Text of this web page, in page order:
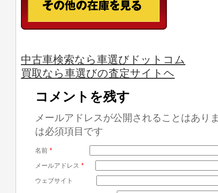
中古車検索なら車選びドットコム
買取なら車選びの査定サイトヘ
コメントを残す
メールアドレスが公開されることはあり
は必須項目です
名前 *
メールアドレス *
ウェブサイト